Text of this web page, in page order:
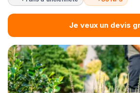
Je veux un devis